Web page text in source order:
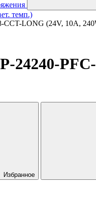
темп.)
CCT-LONG (24V, 10A,
24240-
Избранное